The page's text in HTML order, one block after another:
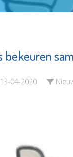
bekeuren
13-04-2020